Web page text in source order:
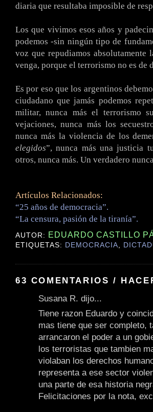
diaria que resultaba imposible de
Los que vivimos esos años y
podemos -sin ningún tipo de
voz que repudiamos
venga, porque el terrorismo no es de
Es por eso que los argentinos
ciudadano que jamás podemos
militar, nunca más el terrorismo
vejaciones, nunca más los
nunca más la violencia de los
elegidos”, nunca más una justicia
otros, nunca más. Un verdadero
Artículos Relacionados:
“25 años de democracia”.
“La censura, pasión de la tiranía”.
AUTOR: EDUARDO CASTILLO
ETIQUETAS: DEMOCRACIA,
63 COMENTARIOS /
Susana R. dijo...
Tiene razon Eduardo y
mas tiene que ser completo,
arrancaron el poder a un
los terroristas que tambien
violaban los derechos
representa a ese sector
una parte de esa historia
Felicitaciones por la nota,